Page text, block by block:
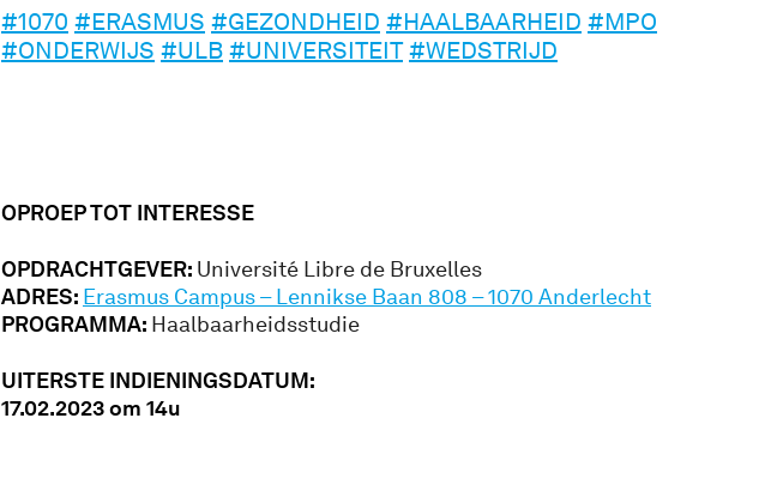
#1070 #ERASMUS #GEZONDHEID #HAALBAARHEID #MPO
#ONDERWIJS #ULB #UNIVERSITEIT #WEDSTRIJD
OPROEP TOT INTERESSE
OPDRACHTGEVER: Université Libre de Bruxelles
ADRES: Erasmus Campus – Lennikse Baan 808 – 1070 Anderlecht
PROGRAMMA: Haalbaarheidsstudie
UITERSTE INDIENINGSDATUM:
17.02.2023 om 14u